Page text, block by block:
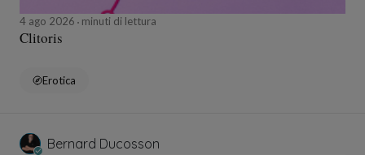
4 ago 2026 minuti di lettura
Clitoris
Erotica
Bernard Ducosson